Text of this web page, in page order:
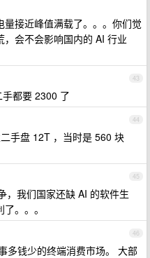
接近峰值满载了。。。你们觉
会不会影响国内的 AI 行业
43
都要 2300 了
44
手盘 12T ，当时是 560 块
45
，我们国家还缺 AI 的软件生
。。。
46
多钱少的终端消费市场。 大部